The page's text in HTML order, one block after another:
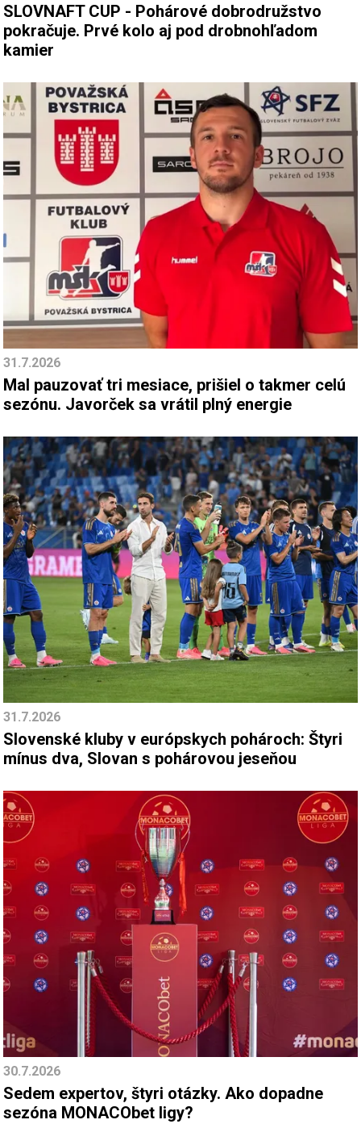
SLOVNAFT CUP - Pohárové dobrodružstvo
pokračuje. Prvé kolo aj pod drobnohľadom
kamier
31.7.2026
Mal pauzovať tri mesiace, prišiel o takmer celú
sezónu. Javorček sa vrátil plný energie
31.7.2026
Slovenské kluby v európskych pohároch: Štyri
mínus dva, Slovan s pohárovou jeseňou
30.7.2026
Sedem expertov, štyri otázky. Ako dopadne
sezóna MONACObet ligy?